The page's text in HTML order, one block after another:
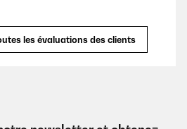
est un peu juste pour un repas entre amis
les évaluations des clients